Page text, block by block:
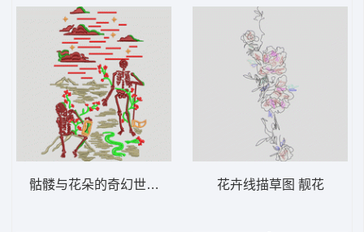
骷髅与花朵的奇幻世界 骷髅 花卉线描草图 靓花